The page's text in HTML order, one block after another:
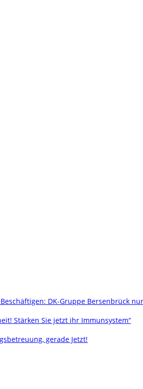
DK-Gruppe Bersenbrück
Stärken Sie jetzt ihr Immunsystem“
gerade Jetzt!